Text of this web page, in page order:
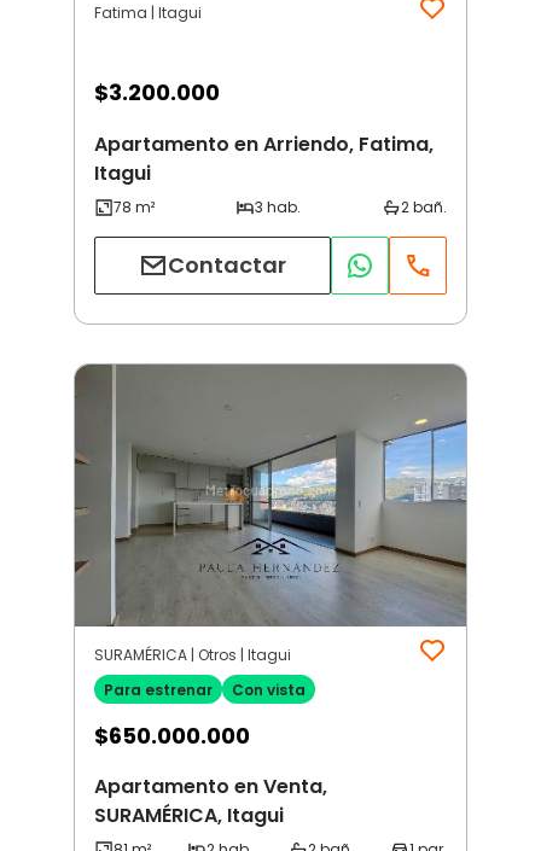
Fatima | Itagui
$3.200.000
Apartamento en Arriendo, Fatima,
Itagui
Contactar
SURAMÉRICA | Otros | Itagui
Para estrenar
Con vista
$650.000.000
Apartamento en Venta,
SURAMÉRICA, Itagui